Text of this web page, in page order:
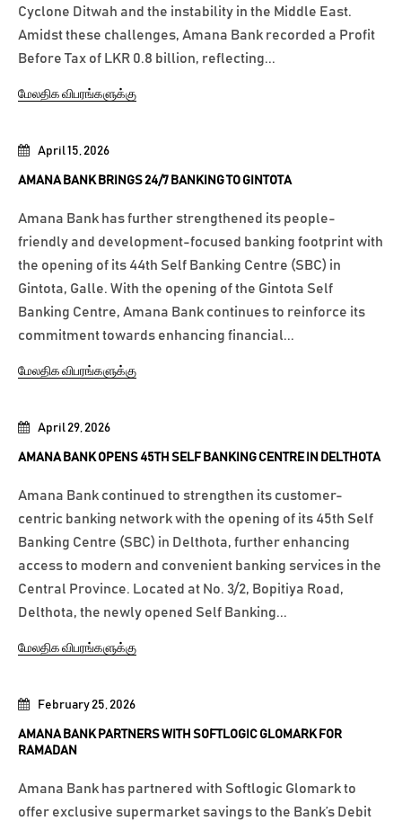
February 25, 2026
AMANA BANK PARTNERS WITH SOFTLOGIC GLOMARK FOR
RAMADAN
Amana Bank has partnered with Softlogic Glomark to
offer exclusive supermarket savings to the Bank’s Debit
April 29, 2026
AMANA BANK OPENS 45TH SELF BANKING CENTRE IN DELTHOTA
Amana Bank continued to strengthen its customer-
centric banking network with the opening of its 45th Self
Banking Centre (SBC) in Delthota, further enhancing
access to modern and convenient banking services in the
Central Province. Located at No. 3/2, Bopitiya Road,
Delthota, the newly opened Self Banking...
மேலதிக விபரங்களுக்கு
April 15, 2026
AMANA BANK BRINGS 24/7 BANKING TO GINTOTA
Amana Bank has further strengthened its people-
friendly and development-focused banking footprint with
the opening of its 44th Self Banking Centre (SBC) in
Gintota, Galle. With the opening of the Gintota Self
Banking Centre, Amana Bank continues to reinforce its
commitment towards enhancing financial...
மேலதிக விபரங்களுக்கு
Cyclone Ditwah and the instability in the Middle East.
Amidst these challenges, Amana Bank recorded a Profit
Before Tax of LKR 0.8 billion, reflecting...
மேலதிக விபரங்களுக்கு